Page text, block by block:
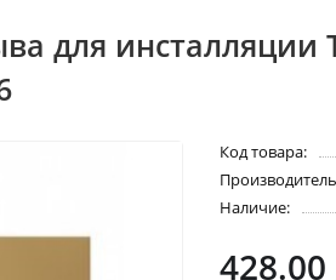
для инсталляции
Код товара:
Наличие:
428.00